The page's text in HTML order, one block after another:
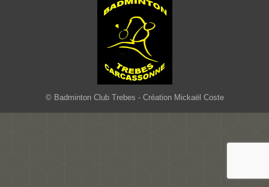
© Badminton Club Trebes - Création Mickaël Coste